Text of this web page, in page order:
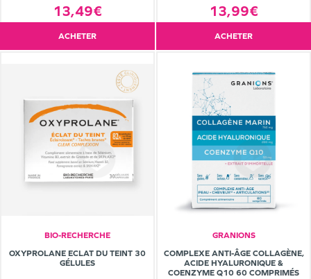
13,49€
ACHETER
13,99€
ACHETER
BIO-RECHERCHE
OXYPROLANE ECLAT DU TEINT 30
GÉLULES
GRANIONS
COMPLEXE ANTI-ÂGE COLLAGÈNE,
ACIDE HYALURONIQUE &
COENZYME Q10 60 COMPRIMÉS